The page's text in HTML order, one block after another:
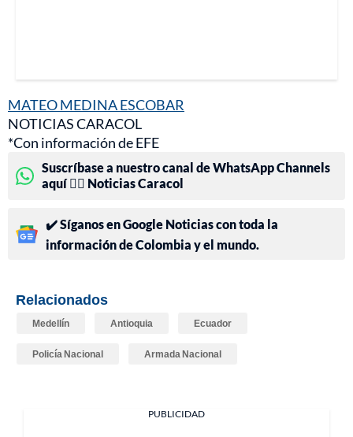
MATEO MEDINA ESCOBAR
NOTICIAS CARACOL
*Con información de EFE
Suscríbase a nuestro canal de WhatsApp Channels
aquí 👉🏻 Noticias Caracol
✔️ Síganos en Google Noticias con toda la
información de Colombia y el mundo.
Relacionados
Medellín Antioquia Ecuador
Policía Nacional Armada Nacional
PUBLICIDAD